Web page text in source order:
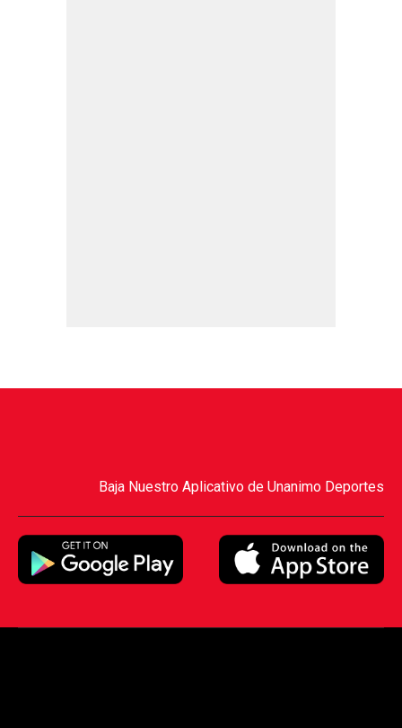
Baja Nuestro Aplicativo de Unanimo Deportes